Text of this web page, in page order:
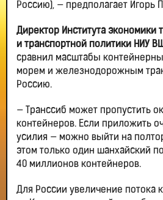
Россию), — предполагает Игорь
Директор Института экономики
и транспортной политики НИУ
сравнил масштабы
морем и железнодорожным
Россию.
— Транссиб может пропустить
контейнеров. Если приложить
усилия — можно выйти на
этом только один шанхайский
40 миллионов контейнеров.
Для России увеличение потока